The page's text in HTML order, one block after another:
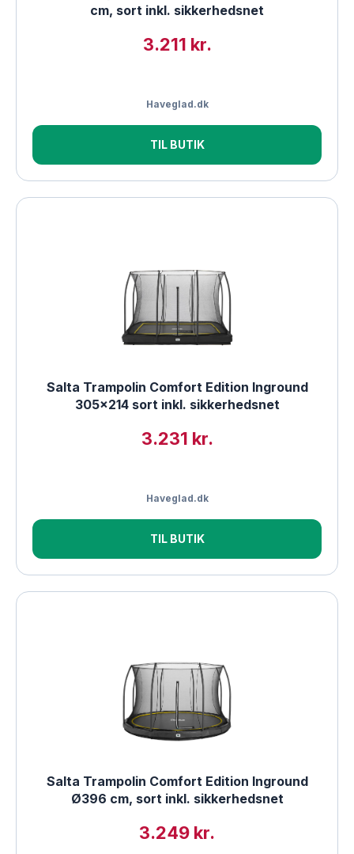
cm, sort inkl. sikkerhedsnet
3.211 kr.
Haveglad.dk
TIL BUTIK
Salta Trampolin Comfort Edition Inground
305×214 sort inkl. sikkerhedsnet
3.231 kr.
Haveglad.dk
TIL BUTIK
Salta Trampolin Comfort Edition Inground
Ø396 cm, sort inkl. sikkerhedsnet
3.249 kr.